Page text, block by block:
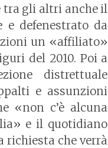
tra gli altri anche il
e defenestrato da
un «affiliato»
del 2010. Poi a
distrettuale
e assunzioni
«non c’è alcuna
e il quotidiano
richiesta che verrà